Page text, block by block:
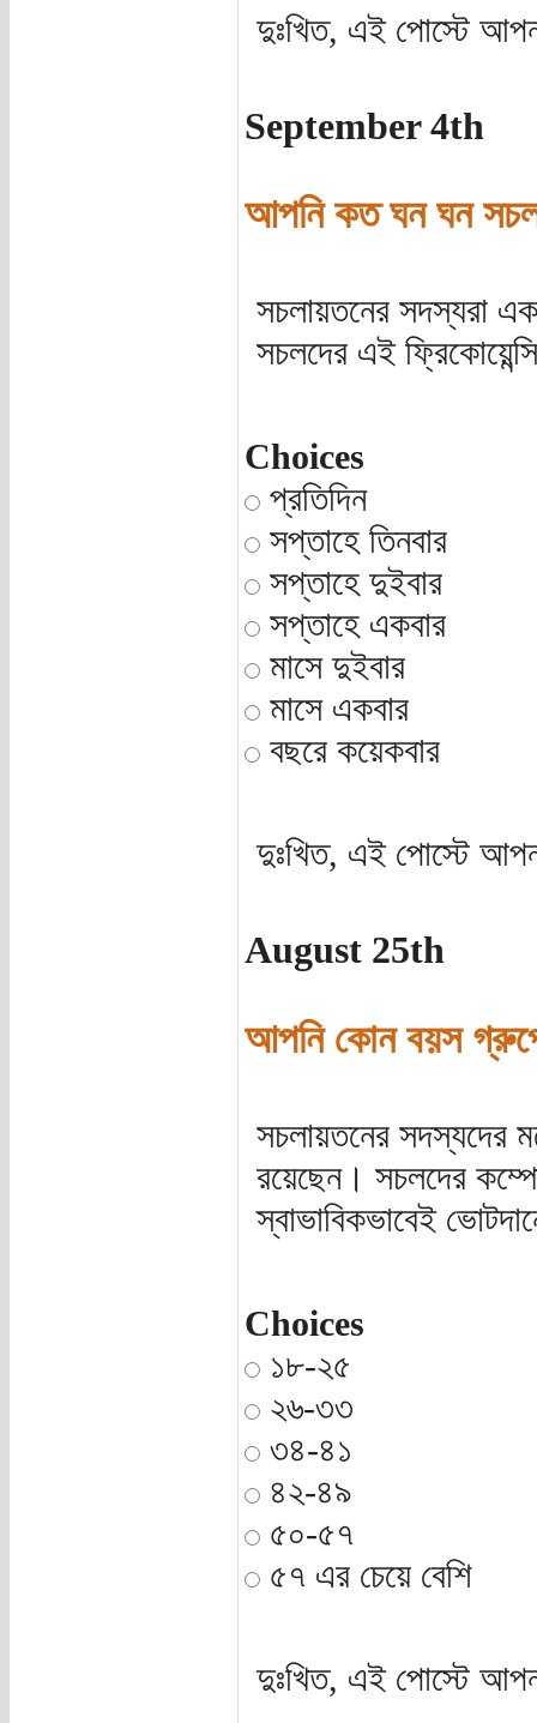
দুঃখিত, এই পোস্টে
September 4th
আপনি কত ঘন ঘন
সচলায়তনের সদস্যরা
সচলদের এই
Choices
প্রতিদিন
সপ্তাহে তিনবার
সপ্তাহে দুইবার
সপ্তাহে একবার
মাসে দুইবার
মাসে একবার
বছরে কয়েকবার
দুঃখিত, এই পোস্টে
August 25th
আপনি কোন বয়স
সচলায়তনের সদস্যদের
রয়েছেন। সচলদের
স্বাভাবিকভাবেই
Choices
১৮-২৫
২৬-৩৩
৩৪-৪১
৪২-৪৯
৫০-৫৭
৫৭ এর চেয়ে বেশি
দুঃখিত, এই পোস্টে